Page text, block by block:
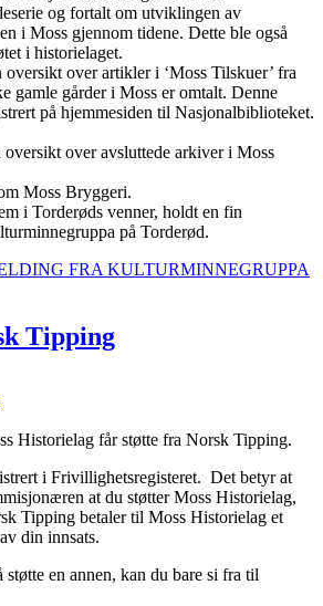
og fortalt om utviklingen av
i Moss gjennom tidene. Dette ble også
i historielaget.
over artikler i ‘Moss Tilskuer’ fra
gamle gårder i Moss er omtalt. Denne
på hjemmesiden til Nasjonalbiblioteket.
over avsluttede arkiver i Moss
Moss Bryggeri.
i Torderøds venner, holdt en fin
på Torderød.
FRA KULTURMINNEGRUPPA
Tipping
Historielag får støtte fra Norsk Tipping.
i Frivillighetsregisteret. Det betyr at
at du støtter Moss Historielag,
Tipping betaler til Moss Historielag et
din innsats.
støtte en annen, kan du bare si fra til